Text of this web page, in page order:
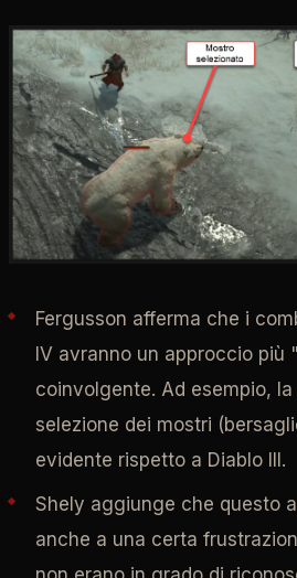
Fergusson afferma che i
IV avranno un approccio più "
coinvolgente. Ad esempio,
selezione dei mostri
evidente rispetto a Diablo III.
Shely aggiunge che questo
anche a una certa